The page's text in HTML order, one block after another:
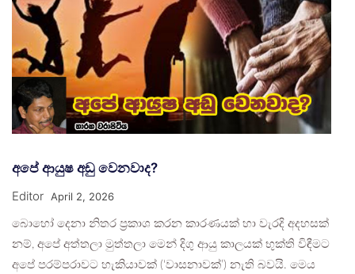
අපේ ආයුෂ අඩු වෙනවාද?
Editor April 2, 2026
බොහෝ දෙනා නිතර ප්‍රකාශ කරන කාරණයක් හා වැරදි අදහසක්
නම්, අපේ අත්තලා මුත්තලා මෙන් දිගු ආයු කාලයක් භුක්ති විඳීමට
අපේ පරම්පරාවට හැකියාවක් (‘වාසනාවක්’) නැති බවයි. මෙය